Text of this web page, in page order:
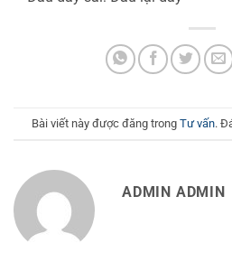
Bài viết này được đăng trong Tư vấn.
ADMIN ADMIN